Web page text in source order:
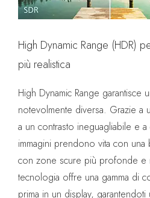
High Dynamic Range (HDR)
più realistica
High Dynamic Range garantisce
notevolmente diversa. Grazie a
a un contrasto ineguagliabile e a
immagini prendono vita con una
con zone scure più profonde e
tecnologia offre una gamma di
prima in un display, garantendoti